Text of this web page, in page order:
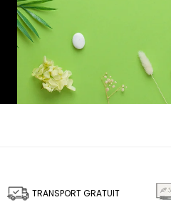
TRANSPORT GRATUIT